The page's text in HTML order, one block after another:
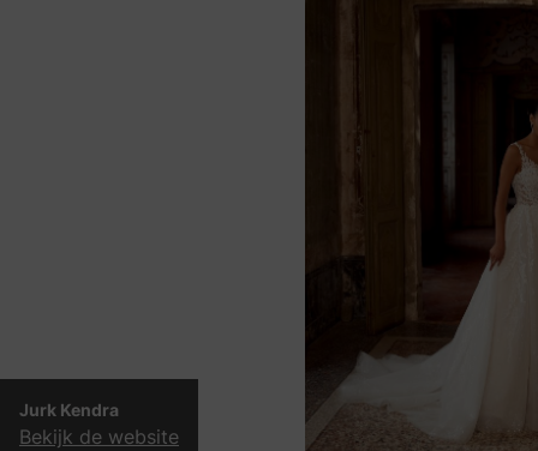
Jurk Kendra
Bekijk de website